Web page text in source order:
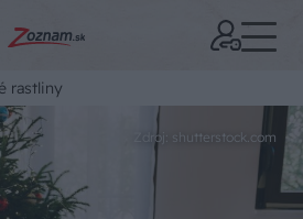
rastliny
Zdroj: shutterstock.com